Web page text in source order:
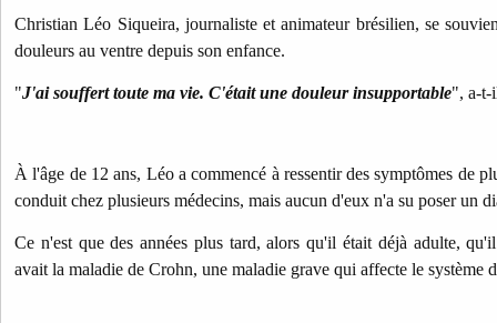
Christian Léo Siqueira, journaliste et animateur brésilien, se
douleurs au ventre depuis son enfance.
"J'ai souffert toute ma vie. C'était une douleur insupportable", a-t-
À l'âge de 12 ans, Léo a commencé à ressentir des symptômes de
conduit chez plusieurs médecins, mais aucun d'eux n'a su poser un
Ce n'est que des années plus tard, alors qu'il était déjà adulte,
avait la maladie de Crohn, une maladie grave qui affecte le système